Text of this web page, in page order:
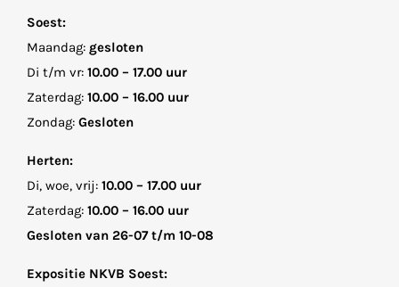
Soest:
Maandag: gesloten
Di t/m vr: 10.00 – 17.00 uur
Zaterdag: 10.00 – 16.00 uur
Zondag: Gesloten
Herten:
Di, woe, vrij: 10.00 – 17.00 uur
Zaterdag: 10.00 – 16.00 uur
Gesloten van 26-07 t/m 10-08
Expositie NKVB Soest: